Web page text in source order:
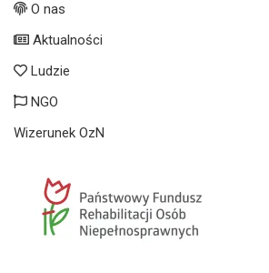
O nas
Aktualności
Ludzie
NGO
Wizerunek OzN